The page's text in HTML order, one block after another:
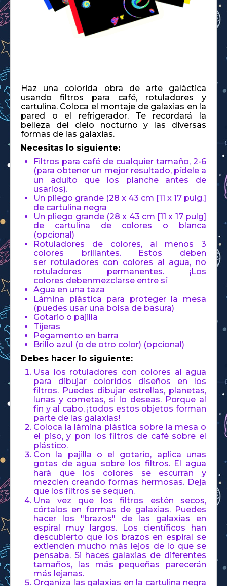
Haz una colorida obra de arte galáctica
usando filtros para café, rotuladores y
cartulina. Coloca el montaje de galaxias en la
pared o el refrigerador. Te recordará la
belleza del cielo nocturno y las diversas
formas de las galaxias.
Necesitas lo siguiente:
Filtros para café de cualquier tamaño, 2-6
(para obtener un mejor resultado, pídele a
un adulto que los planche antes de
usarlos).
Un pliego grande (28 x 43 cm [11 x 17 pulg.]
de cartulina negra
Un pliego grande (28 x 43 cm [11 x 17 pulg]
de cartulina de colores o blanca
(opcional)
Rotuladores de colores, al menos 3
colores brillantes. Estos deben
ser rotuladores con colores al agua, no
rotuladores permanentes. ¡Los
colores debenmezclarse entre sí
Agua en una taza
Lámina plástica para proteger la mesa
(puedes usar una bolsa de basura)
Gotario o pajilla
Tijeras
Pegamento en barra
Brillo azul (o de otro color) (opcional)
Debes hacer lo siguiente:
Usa los rotuladores con colores al agua
para dibujar coloridos diseños en los
filtros. Puedes dibujar estrellas, planetas,
lunas y cometas, si lo deseas. Porque al
fin y al cabo, ¡todos estos objetos forman
parte de las galaxias!
Coloca la lámina plástica sobre la mesa o
el piso, y pon los filtros de café sobre el
plástico.
Con la pajilla o el gotario, aplica unas
gotas de agua sobre los filtros. El agua
hará que los colores se escurran y
mezclen creando formas hermosas. Deja
que los filtros se sequen.
Una vez que los filtros estén secos,
córtalos en formas de galaxias. Puedes
hacer los "brazos" de las galaxias en
espiral muy largos. Los científicos han
descubierto que los brazos en espiral se
extienden mucho más lejos de lo que se
pensaba. Si haces galaxias de diferentes
tamaños, las más pequeñas parecerán
más lejanas.
Organiza las galaxias en la cartulina negra